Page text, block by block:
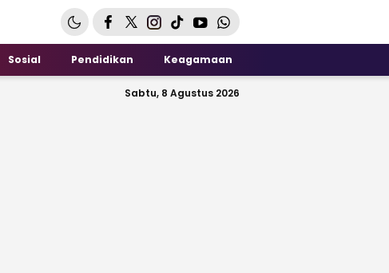
Sosial Pendidikan Keagamaan
Sabtu, 8 Agustus 2026